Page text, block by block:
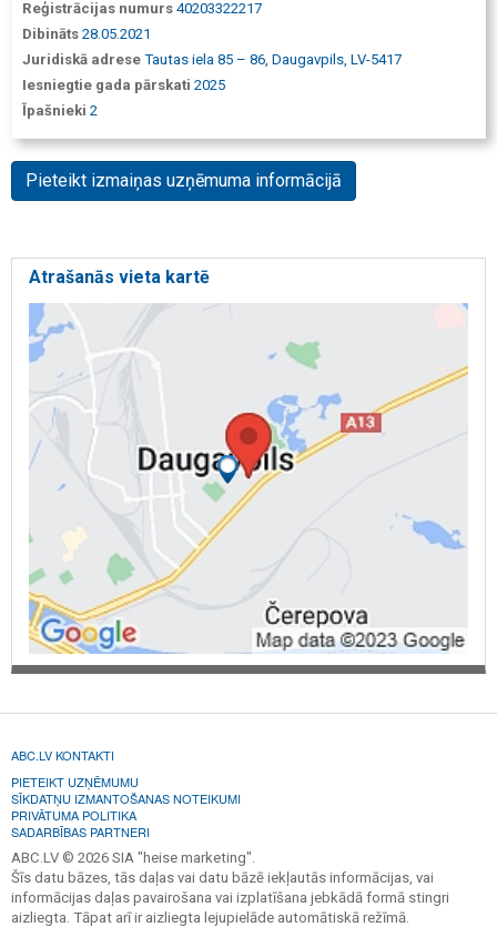
Reģistrācijas numurs 40203322217
Dibināts 28.05.2021
Juridiskā adrese Tautas iela 85 – 86, Daugavpils, LV-5417
Iesniegtie gada pārskati 2025
Īpašnieki 2
Pieteikt izmaiņas uzņēmuma informācijā
Atrašanās vieta kartē
ABC.LV KONTAKTI
PIETEIKT UZŅĒMUMU
SĪKDATŅU IZMANTOŠANAS NOTEIKUMI
PRIVĀTUMA POLITIKA
SADARBĪBAS PARTNERI
ABC.LV © 2026 SIA "heise marketing".
Šīs datu bāzes, tās daļas vai datu bāzē iekļautās informācijas, vai
informācijas daļas pavairošana vai izplatīšana jebkādā formā stingri
aizliegta. Tāpat arī ir aizliegta lejupielāde automātiskā režīmā.